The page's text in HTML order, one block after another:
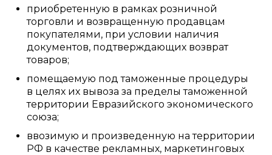
приобретенную в рамках розничной
торговли и возвращенную продавцам
покупателями, при условии наличия
документов, подтверждающих возврат
товаров;
помещаемую под таможенные процедуры
в целях их вывоза за пределы таможенной
территории Евразийского экономического
союза;
ввозимую и произведенную на территории
РФ в качестве рекламных, маркетинговых